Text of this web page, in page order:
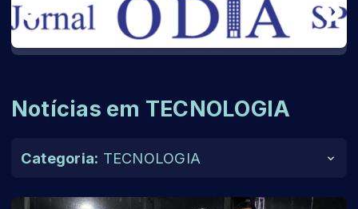
Notícias em TECNOLOGIA
Categoria: TECNOLOGIA